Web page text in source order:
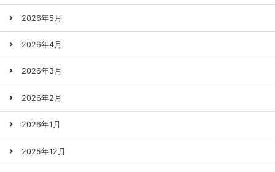
2026年5月
2026年4月
2026年3月
2026年2月
2026年1月
2025年12月